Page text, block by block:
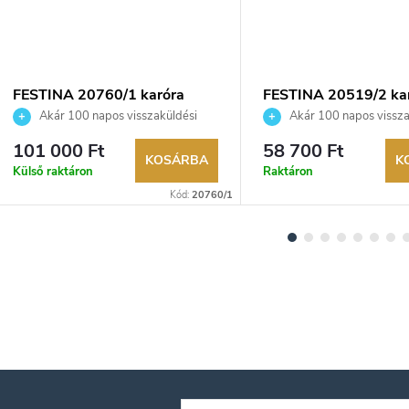
FESTINA 20760/1 karóra
Akár 100 napos visszaküldési
lehetőség. Hivatalos márkakereskedő.
101 000 Ft
Külső raktáron
KOSÁRBA
Kód: 20760/1
FESTINA 20519/2
Akár 100 napos
lehetőség. Hivatalos
58 700 Ft
Raktáron